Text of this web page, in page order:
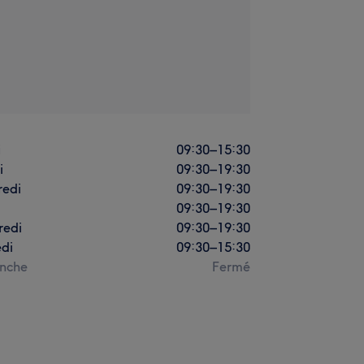
09:30–15:30
09:30–19:30
09:30–19:30
09:30–19:30
09:30–19:30
09:30–15:30
Fermé